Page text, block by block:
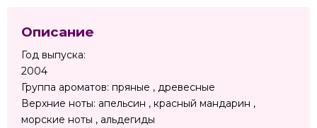
Описание
Год выпуска:
2004
Группа ароматов: пряные , древесные
Верхние ноты: апельсин , красный мандарин ,
морские ноты , альдегиды